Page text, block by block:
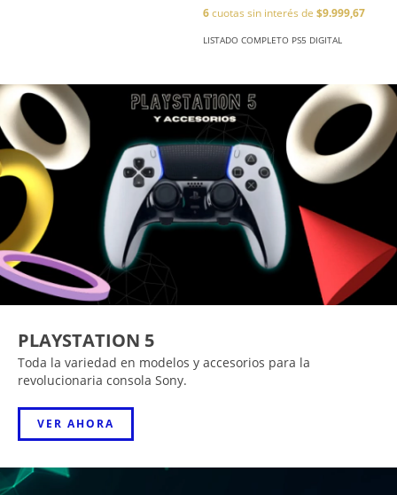
6cuotas sin interés de $9.999,67
LISTADO COMPLETO PS5 DIGITAL
PLAYSTATION 5
Toda la variedad en modelos y accesorios para la
revolucionaria consola Sony.
VER AHORA